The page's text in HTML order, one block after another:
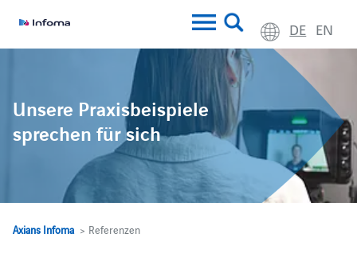
DE EN
Unsere Praxisbeispiele
sprechen für sich
Axians Infoma> Referenzen